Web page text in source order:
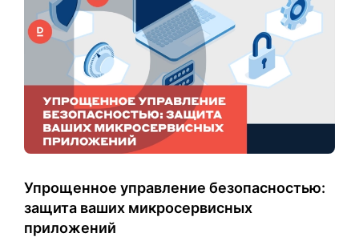
Упрощенное управление безопасностью:
защита ваших микросервисных
приложений